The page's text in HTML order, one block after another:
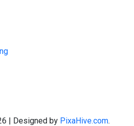
| Designed by PixaHive.com.